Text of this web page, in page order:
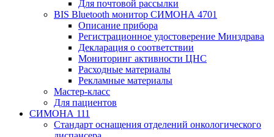
Для почтовой рассылки
BIS Bluetooth монитор СИМОНА 4701
Описание прибора
Регистрационное удостоверение Минздрава
Декларация о соответствии
Мониторинг активности ЦНС
Расходные материалы
Рекламные материалы
Мастер-класс
Для пациентов
СИМОНА 111
Стандарт оснащения отделений онкологического